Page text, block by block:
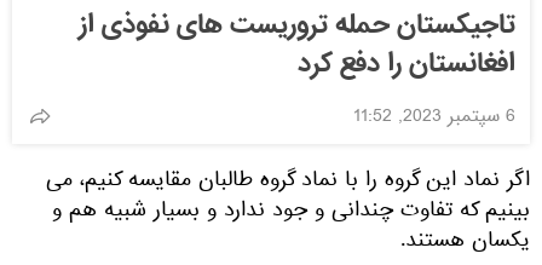
تاجیکستان حمله تروریست های نفوذی از
افغانستان را دفع کرد
6 سپتمبر 2023, 11:52
اگر نماد این گروه را با نماد گروه طالبان مقایسه کنیم، می
بینیم که تفاوت چندانی و جود ندارد و بسیار شبیه هم و
یکسان هستند.